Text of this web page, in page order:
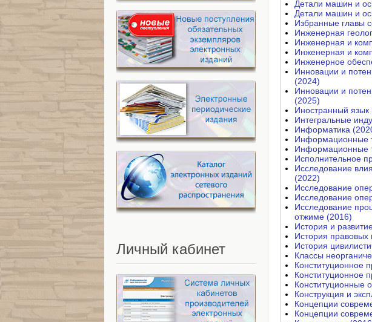
Детали машин и
Детали машин и
Избранные главы
Инженерная
Инженерная и
Инженерная и
Инженерное
Инновации и
(2024)
Инновации и
(2025)
Иностранный язык
Интегральные
Информатика
Информационные
Информационные
Исполнительное
Исследование
(2022)
Исследование
Исследование
Исследование
отжиме (2016)
История и
История правовых
История
Классы
Конституционное
Конституционное
Конституционные
Конструкция и
Концепции
Концепции
Личный кабинет